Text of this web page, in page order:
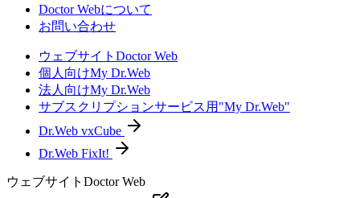
Doctor Webについて
お問い合わせ
ウェブサイトDoctor Web
個人向けMy Dr.Web
法人向けMy Dr.Web
サブスクリプションサービス用"My Dr.Web"
Dr.Web vxCube
Dr.Web FixIt!
ウェブサイトDoctor Web